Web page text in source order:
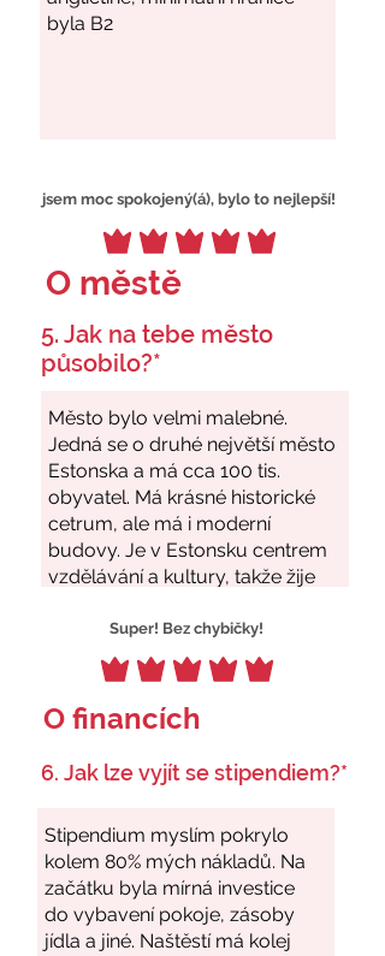
jsem moc spokojený(á), bylo to nejlepší!
O městě
5. Jak na tebe město
působilo?*
Super! Bez chybičky!
O financích
6. Jak lze vyjít se stipendiem?*